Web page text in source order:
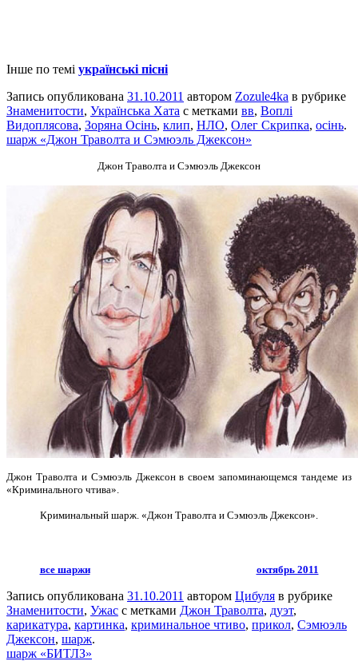
Інше по темі українські пісні
Запись опубликована 31.10.2011 автором Zozule4ka в рубрике
Знаменитости, Українська Хата с метками вв, Воплі
Видоплясова, Зоряна Осінь, клип, НЛО, Олег Скрипка, осінь.
шарж «Джон Траволта и Сэмюэль Джексон»
Джон Траволта и Сэмюэль Джексон
Джон Траволта и Сэмюэль Джексон в своем запоминающемся тандеме из
«Криминального чтива».
Криминальный шарж. «Джон Траволта и Сэмюэль Джексон».
все шаржи октябрь 2011
Запись опубликована 31.10.2011 автором Цибуля в рубрике
Знаменитости, Ужас с метками Джон Траволта, дуэт,
карикатура, картинка, криминальное чтиво, прикол, Сэмюэль
Джексон, шарж.
шарж «БИТЛЗ»